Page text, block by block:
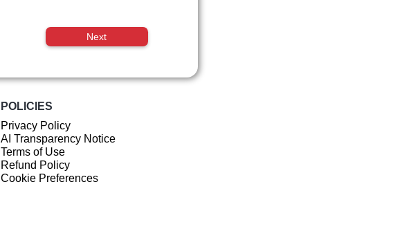
Next
POLICIES
Privacy Policy
AI Transparency Notice
Terms of Use
Refund Policy
Cookie Preferences